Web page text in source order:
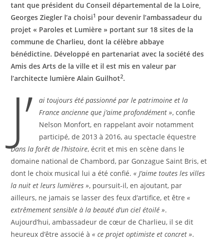
tant que président du Conseil départemental de la Loire,
Georges Ziegler l’a choisi1 pour devenir l’ambassadeur du
projet « Paroles et Lumière » portant sur 18 sites de la
commune de Charlieu, dont la célèbre abbaye
bénédictine. Développé en partenariat avec la société des
Amis des Arts de la ville et il est mis en valeur par
l’architecte lumière Alain Guilhot2.
J’
ai toujours été passionné par le patrimoine et la
France ancienne que j’aime profondément », confie
Nelson Monfort, en rappelant avoir notamment
participé, de 2013 à 2016, au spectacle équestre
Dans la forêt de l’histoire, écrit et mis en scène dans le
domaine national de Chambord, par Gonzague Saint Bris, et
dont le choix musical lui a été confié.« J’aime toutes les villes
la nuit et leurs lumières », poursuit-il, en ajoutant, par
ailleurs, ne jamais se lasser des feux d’artifice, et être«
extrêmement sensible à la beauté d’un ciel étoilé ».
Aujourd’hui, ambassadeur de cœur de Charlieu, il se dit
heureux d’être associé à« ce projet optimiste et concret ».